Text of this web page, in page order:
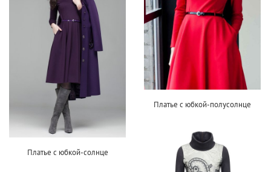
Платье с юбкой-полусолнце
Платье с юбкой-солнце